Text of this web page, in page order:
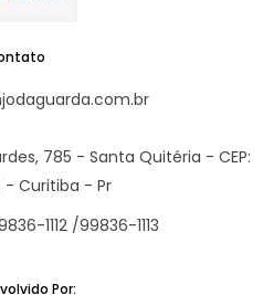
785 - Santa Quitéria - CEP:
- Curitiba - Pr
1112 /99836-1113
Por: